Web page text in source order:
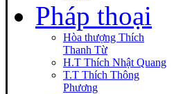
Pháp thoại
Hòa thượng Thích
Thanh Từ
H.T Thích Nhật Quang
T.T Thích Thông
Phương